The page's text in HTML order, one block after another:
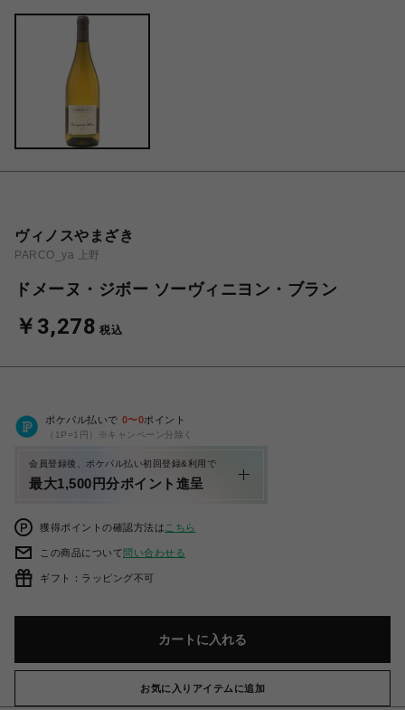
ヴィノスやまざき
PARCO_ya 上野
ドメーヌ・ジボー ソーヴィニヨン・ブラン
￥3,278 税込
ポケパル払いで 0〜0ポイント
（1P=1円）※キャンペーン分除く
会員登録後、ポケパル払い初回登録&利用で
最大1,500円分ポイント進呈
獲得ポイントの確認方法は こちら
この商品について問い合わせる
ギフト：ラッピング不可
カートに入れる
お気に入りアイテムに追加